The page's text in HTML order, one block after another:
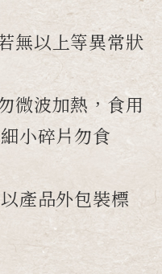
無以上等異常狀
微波加熱，食用
小碎片勿食
產品外包裝標